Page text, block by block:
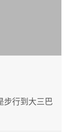
步行到大三巴